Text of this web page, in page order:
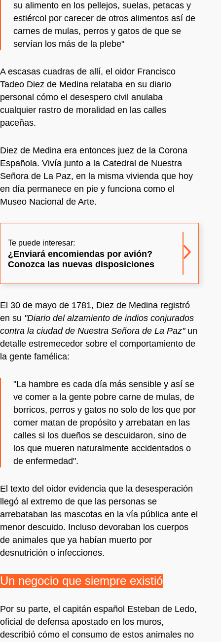
su alimento en los pellejos, suelas, petacas y
estiércol por carecer de otros alimentos así de
carnes de mulas, perros y gatos de que se
servían los más de la plebe"
A escasas cuadras de allí, el oidor Francisco
Tadeo Diez de Medina relataba en su diario
personal cómo el desespero civil anulaba
cualquier rastro de moralidad en las calles
paceñas.
Diez de Medina era entonces juez de la Corona
Española. Vivía junto a la Catedral de Nuestra
Señora de La Paz, en la misma vivienda que hoy
en día permanece en pie y funciona como el
Museo Nacional de Arte.
Te puede interesar:
¿Enviará encomiendas por avión?
Conozca las nuevas disposiciones
El 30 de mayo de 1781, Diez de Medina registró
en su "Diario del alzamiento de indios conjurados
contra la ciudad de Nuestra Señora de La Paz"un
detalle estremecedor sobre el comportamiento de
la gente famélica:
"La hambre es cada día más sensible y así se
ve comer a la gente pobre carne de mulas, de
borricos, perros y gatos no solo de los que por
comer matan de propósito y arrebatan en las
calles si los dueños se descuidaron, sino de
los que mueren naturalmente accidentados o
de enfermedad".
El texto del oidor evidencia que la desesperación
llegó al extremo de que las personas se
arrebataban las mascotas en la vía pública ante el
menor descuido. Incluso devoraban los cuerpos
de animales que ya habían muerto por
desnutrición o infecciones.
Un negocio que siempre existió
Por su parte, el capitán español Esteban de Ledo,
oficial de defensa apostado en los muros,
describió cómo el consumo de estos animales no